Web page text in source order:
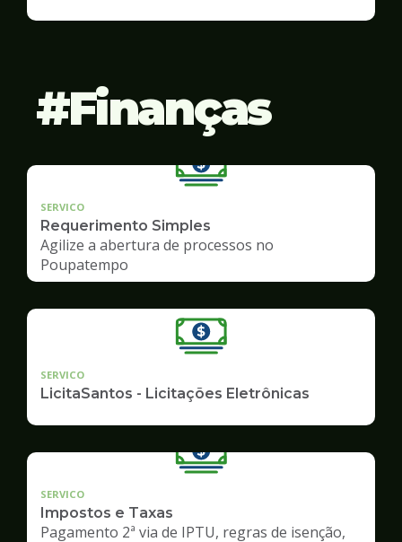
Finanças
SERVICO
Requerimento Simples
Agilize a abertura de processos no
Poupatempo
SERVICO
LicitaSantos - Licitações Eletrônicas
SERVICO
Impostos e Taxas
Pagamento 2ª via de IPTU, regras de isenção,